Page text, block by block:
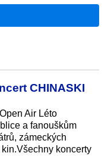
CHINASKI
Air Léto
a fanouškům
zámeckých
koncerty